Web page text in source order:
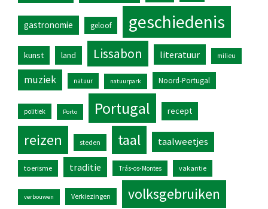
gastronomie geloof geschiedenis
kunst land Lissabon literatuur milieu
muziek natuur natuurpark Noord-Portugal
politiek Porto Portugal recept
reizen steden taal taalweetjes
toerisme traditie Trás-os-Montes vakantie
verbouwen Verkiezingen volksgebruiken